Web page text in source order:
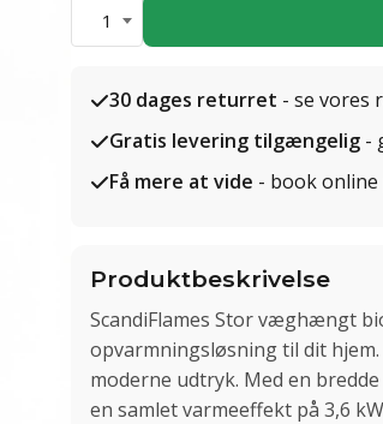
1
30 dages returret - se vores
Gratis levering tilgængelig -
Få mere at vide - book
Produktbeskrivelse
ScandiFlames Stor væghængt
opvarmningsløsning til dit
moderne udtryk. Med en
en samlet varmeeffekt på 3,6